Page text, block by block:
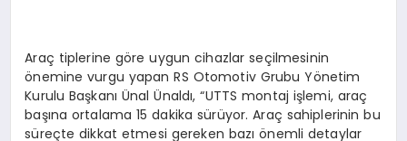
Araç tiplerine göre uygun cihazlar seçilmesinin
önemine vurgu yapan RS Otomotiv Grubu Yönetim
Kurulu Başkanı Ünal Ünaldı, “UTTS montaj işlemi, araç
başına ortalama 15 dakika sürüyor. Araç sahiplerinin bu
süreçte dikkat etmesi gereken bazı önemli detaylar